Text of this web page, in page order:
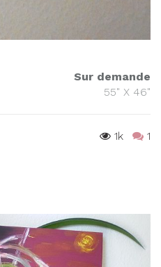
Sur demande
55" X 46"
1k 1